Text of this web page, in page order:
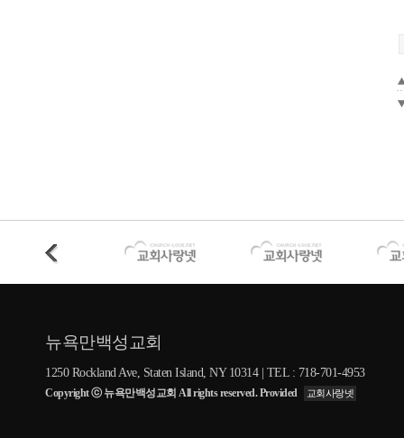
뉴욕만백성교회
1250 Rockland Ave, Staten Island, NY 10314 | TEL : 718-701-4953
Copyright ⓒ 뉴욕만백성교회 All rights reserved. Provided 교회사랑넷